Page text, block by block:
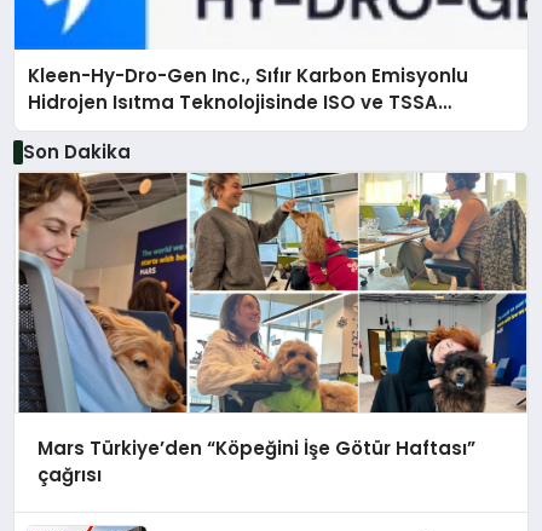
Kleen-Hy-Dro-Gen Inc., Sıfır Karbon Emisyonlu
Hidrojen Isıtma Teknolojisinde ISO ve TSSA
Düzenleyici Onaylarını Aldı
Son Dakika
Mars Türkiye’den “Köpeğini İşe Götür Haftası”
çağrısı